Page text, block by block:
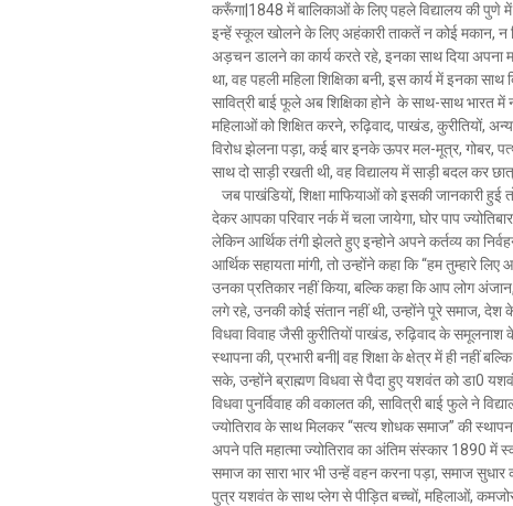
करूँगा|1848 में बालिकाओं के लिए पहले विद्यालय की पुणे में
इन्हें स्कूल खोलने के लिए अहंकारी ताकतें न कोई मकान, न
अड़चन डालने का कार्य करते रहे, इनका साथ दिया अपना
था, वह पहली महिला शिक्षिका बनी, इस कार्य में इनका
सावित्री बाई फूले अब शिक्षिका होने के साथ-साथ भारत
महिलाओं को शिक्षित करने, रुढ़िवाद, पाखंड, कुरीतियों,
विरोध झेलना पड़ा, कई बार इनके ऊपर मल-मूत्र,
साथ दो साड़ी रखती थी, वह विद्यालय में साड़ी बदल कर
जब पाखंडियों, शिक्षा माफियाओं को इसकी जानकारी हुई
देकर आपका परिवार नर्क में चला जायेगा, घोर पाप
लेकिन आर्थिक तंगी झेलते हुए इन्होने अपने कर्तव्य का
आर्थिक सहायता मांगी, तो उन्होंने कहा कि “हम तुम्हारे
उनका प्रतिकार नहीं किया, बल्कि कहा कि आप लोग
लगे रहे, उनकी कोई संतान नहीं थी, उन्होंने पूरे समाज, देश
विधवा विवाह जैसी कुरीतियों पाखंड, रुढ़िवाद के समूलनाश
स्थापना की, प्रभारी बनी| वह शिक्षा के क्षेत्र में ही नहीं
सके, उन्होंने ब्राह्मण विधवा से पैदा हुए यशवंत को डा0
विधवा पुनर्विवाह की वकालत की, सावित्री बाई फुले ने
ज्योतिराव के साथ मिलकर “सत्य शोधक समाज” की
अपने पति महात्मा ज्योतिराव का अंतिम संस्कार 1890
समाज का सारा भार भी उन्हें वहन करना पड़ा, समाज सुधार
पुत्र यशवंत के साथ प्लेग से पीड़ित बच्चों, महिलाओं,